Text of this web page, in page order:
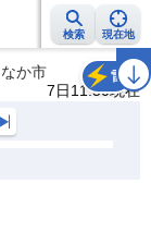
検索 現在地
報 2週間天気 ラ
か市
7日11:50現在
雷